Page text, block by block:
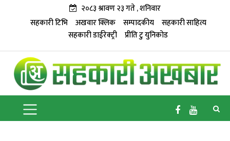
२०८३ श्रावण २३ गते , शनिवार
सहकारी टिभि
अखवार क्लिक सम्पादकीय
सहकारी साहित्य
सहकारी डाईरेक्ट्री प्रीति टु युनिकोड